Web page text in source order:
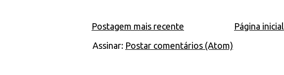
Postagem mais recente
Página inicial
Assinar: Postar comentários (Atom)